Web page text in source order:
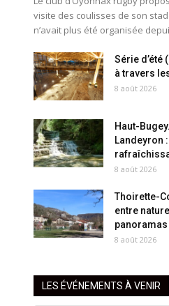
visite des coulisses de son
n’avait plus été organisée
Série d’été
à travers
8 août 2026
Haut-
Landeyron
8 août 2026
Thoirette-
entre
panoramas
8 août 2026
LES ÉVÉNEMENTS À VENIR